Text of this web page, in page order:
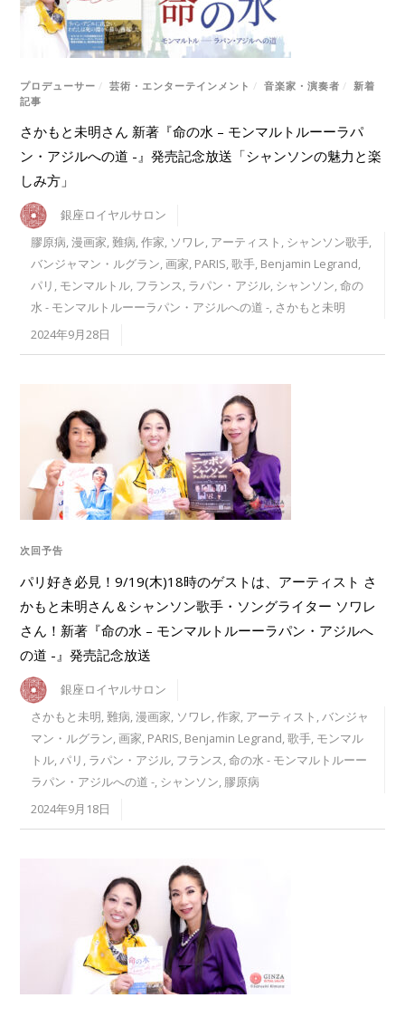
プロデューサー / 芸術・エンターテインメント / 音楽家・演奏者 / 新着
記事
さかもと未明さん 新著『命の水 – モンマルトルーーラパ
ン・アジルへの道 -』発売記念放送「シャンソンの魅力と楽
しみ方」
銀座ロイヤルサロン
膠原病,漫画家,難病,作家, ソワレ, アーティスト , シャンソン歌手,
バンジャマン・ルグラン,画家, PARIS,歌手, Benjamin Legrand,
パリ , モンマルトル, フランス, ラパン・アジル, シャンソン,命の
水 - モンマルトルーーラパン・アジルへの道 -, さかもと未明
2024年9月28日
次回予告
パリ好き必見！9/19(木)18時のゲストは、アーティスト さ
かもと未明さん＆シャンソン歌手・ソングライター ソワレ
さん！新著『命の水 – モンマルトルーーラパン・アジルへ
の道 -』発売記念放送
銀座ロイヤルサロン
さかもと未明,難病,漫画家, ソワレ,作家, アーティスト ,バンジャ
マン・ルグラン,画家, PARIS, Benjamin Legrand,歌手, モンマル
トル,パリ , ラパン・アジル, フランス,命の水 - モンマルトルーー
ラパン・アジルへの道 -, シャンソン, 膠原病
2024年9月18日